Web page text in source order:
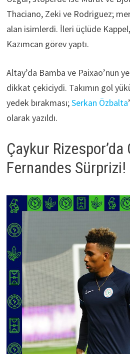
Thaciano, Zeki ve Rodriguez;
alan isimlerdi. İleri üçlüde
Kazımcan görev yaptı.
Altay’da Bamba ve Paixao’nun
dikkat çekiciydi. Takımın gol
yedek bırakması;Serkan Özbalta
olarak yazıldı.
Çaykur Rizespor’da
Fernandes Sürprizi!